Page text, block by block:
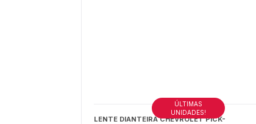
LENTE DIANTEIRA CHEVROLET PICK-
ÚLTIMAS
UNIDADES!